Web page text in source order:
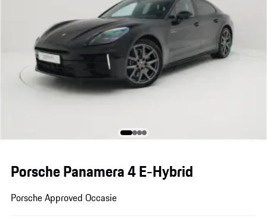
Porsche Panamera 4 E-Hybrid
Porsche Approved Occasie